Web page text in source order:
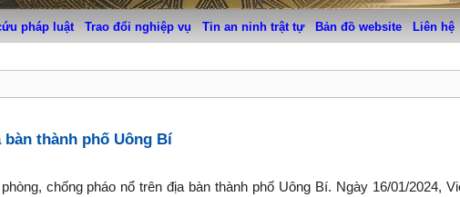
pháp luật Trao đổi nghiệp vụ Tin an ninh trật tự Bản đồ website Liên hệ
thành phố Uông Bí
chống pháo nổ trên địa bàn thành phố Uông Bí. Ngày 16/01/2024,